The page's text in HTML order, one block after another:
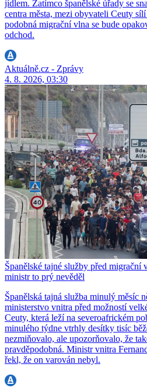
jídlem. Zatímco španělské úřady se
centra města, mezi obyvateli Ceuty
podobná migrační vlna se bude
odchod.
Aktuálně.cz - Zprávy
4. 8. 2026, 03:30
Španělské tajné služby před migrační
ministr to prý nevěděl
Španělská tajná služba minulý měsíc
ministerstvo vnitra před možností
Ceuty, která leží na severoafrickém
minulého týdne vtrhly desítky tisíc
nezmiňovalo, ale upozorňovalo, že
pravděpodobná. Ministr vnitra
řekl, že on varován nebyl.